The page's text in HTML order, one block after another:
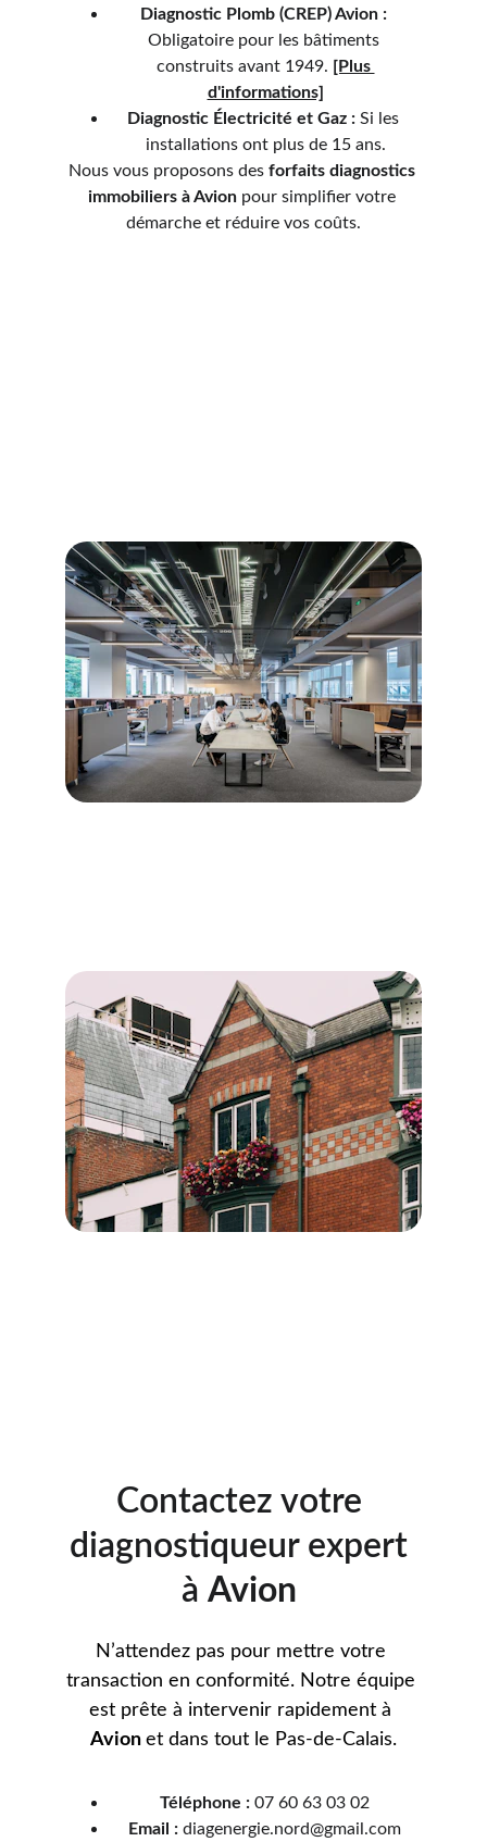
Diagnostic Plomb (CREP) Avion :
Obligatoire pour les bâtiments
construits avant 1949. [Plus
d'informations]
Diagnostic Électricité et Gaz : Si les
installations ont plus de 15 ans.
Nous vous proposons des forfaits diagnostics
immobiliers à Avion pour simplifier votre
démarche et réduire vos coûts.
Contactez votre
diagnostiqueur expert
à Avion
N’attendez pas pour mettre votre
transaction en conformité. Notre équipe
est prête à intervenir rapidement à
Avion et dans tout le Pas-de-Calais.
Téléphone : 07 60 63 03 02
Email : diagenergie.nord@gmail.com